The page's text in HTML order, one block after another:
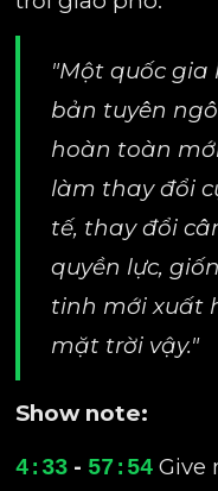
"Một quốc
bản tuyên
hoàn toàn
làm thay đổi
tế, thay đổi
quyền lực,
tinh mới xuất
mặt trời vậy."
Show note:
4:33 - 57:54 Give